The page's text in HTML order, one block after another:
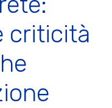
criticità